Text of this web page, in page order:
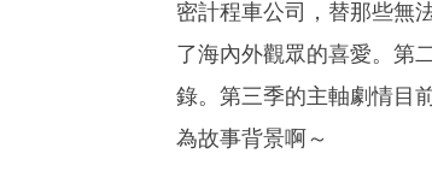
密計程車公司，替那些無
了海內外觀眾的喜愛。第
錄。第三季的主軸劇情目
為故事背景啊～